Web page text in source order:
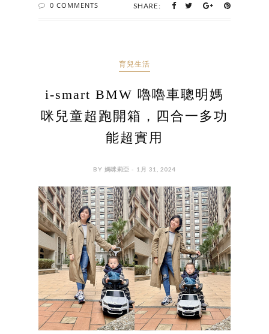
0 COMMENTS SHARE:
育兒生活
i-smart BMW 嚕嚕車聰明媽
咪兒童超跑開箱，四合一多功
能超實用
BY 媽咪莉亞 - 1月 31, 2024